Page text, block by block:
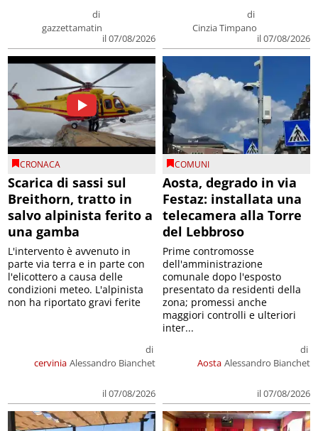
di
gazzettamatin
il 07/08/2026
di
Cinzia Timpano
il 07/08/2026
CRONACA
Scarica di sassi sul
Breithorn, tratto in
salvo alpinista ferito a
una gamba
cervinia
di
Alessandro Bianchet
il 07/08/2026
L'intervento è avvenuto in
parte via terra e in parte con
l'elicottero a causa delle
condizioni meteo. L'alpinista
non ha riportato gravi ferite
COMUNI
Aosta, degrado in via
Festaz: installata una
telecamera alla Torre
del Lebbroso
Aosta
di
Alessandro Bianchet
il 07/08/2026
Prime contromosse
dell'amministrazione
comunale dopo l'esposto
presentato da residenti della
zona; promessi anche
maggiori controlli e ulteriori
inter...